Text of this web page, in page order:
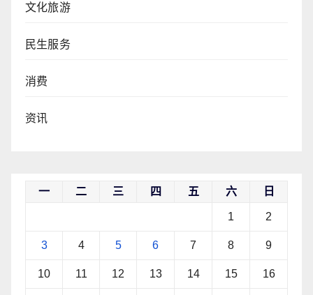
文化旅游
民生服务
消费
资讯
一 二 三 四 五 六 日
1 2
3 4 5 6 7 8 9
10 11 12 13 14 15 16